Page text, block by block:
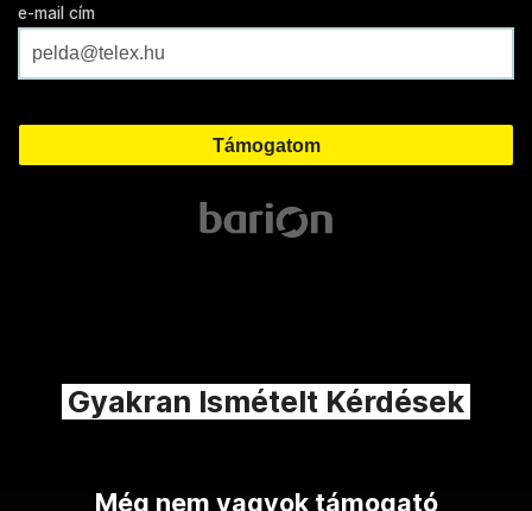
e-mail cím
Gyakran Ismételt Kérdések
Még nem vagyok támogató